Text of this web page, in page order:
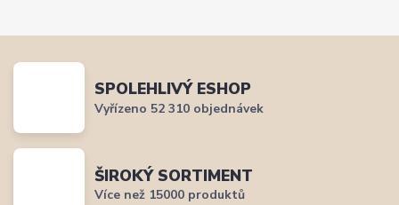
SPOLEHLIVÝ ESHOP
Vyřízeno 52 310 objednávek
ŠIROKÝ SORTIMENT
Více než 15000 produktů